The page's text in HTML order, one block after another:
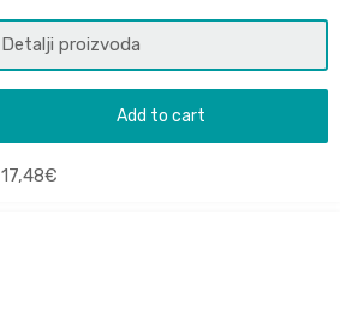
Detalji proizvoda
Add to cart
17,48€